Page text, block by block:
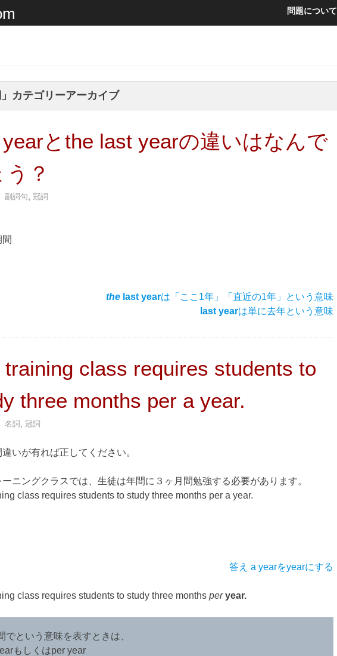
問題について
」カテゴリーアーカイブ
とthe last yearの違いはなんで
う？
副詞句, 冠詞
the last yearは「ここ1年」「直近の1年」という意味
last yearは単に去年という意味
training class requires students to
three months per a year.
名詞 , 冠詞
いが有れば正してください。
ニングクラスでは、生徒は年間に３ヶ月間勉強する必要があります。
class requires students to study three months per a year.
答え a yearをyearにする
class requires students to study three months peryear.
でという意味を表すときは、
もしくはper year